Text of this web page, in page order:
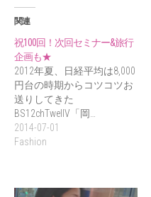
関連
祝100回！次回セミナー&旅行
企画も★
2012年夏、日経平均は8,000
円台の時期からコツコツお
送りしてきた
BS12chTwellV「岡…
2014-07-01
Fashion